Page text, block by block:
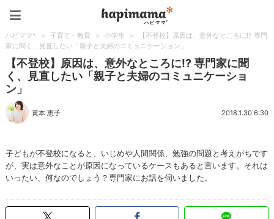
ハピママ* > 子育て・教育 > 小学生 >
【不登校】原因は、意外なところに!? 専門
家に聞く、見直したい「親子と夫婦のコミュニケーション」
【不登校】原因は、意外なところに!? 専門家に聞
く、見直したい「親子と夫婦のコミュニケーショ
ン」
黄本 恵子 2018.1.30 6:30
子どもが不登校になると、いじめや人間関係、勉強の問題と考えがちです
が、実は意外なことが原因になっているケースもあると言います。それは
いったい、何なのでしょう？専門家にお話を伺いました。